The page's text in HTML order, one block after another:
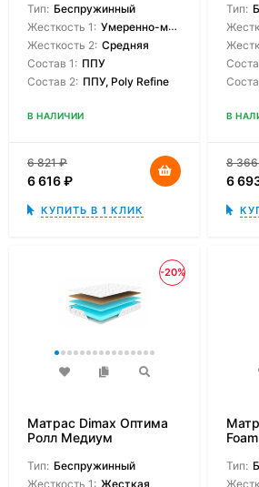
Тип: Беспружинный
Жесткость 1: Умеренно-мягкая
Жесткость 2: Средняя
Состав 1: ППУ
Состав 2: ППУ, Poly Refine
В НАЛИЧИИ
6 821₽
6 616₽
КУПИТЬ В 1 КЛИК
Тип:
В
8
6
-20%
Матрас Dimax Оптима
Ролл Медиум
Тип: Беспружинный
Жесткость 1: Жесткая
Тип: